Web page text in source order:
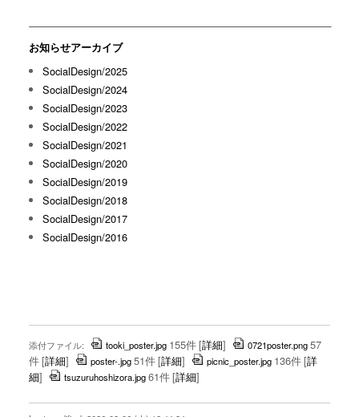
お知らせアーカイブ
SocialDesign/2025
SocialDesign/2024
SocialDesign/2023
SocialDesign/2022
SocialDesign/2021
SocialDesign/2020
SocialDesign/2019
SocialDesign/2018
SocialDesign/2017
SocialDesign/2016
添付ファイル: tooki_poster.jpg 155件[詳細] 0721poster.png57
件[詳細] poster-.jpg51件[詳細] picnic_poster.jpg 136件[詳
細] tsuzuruhoshizora.jpg61件[詳細]